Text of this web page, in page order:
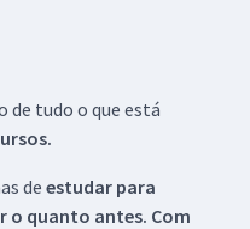
de tudo o que está
de estudar para
o quanto antes. Com